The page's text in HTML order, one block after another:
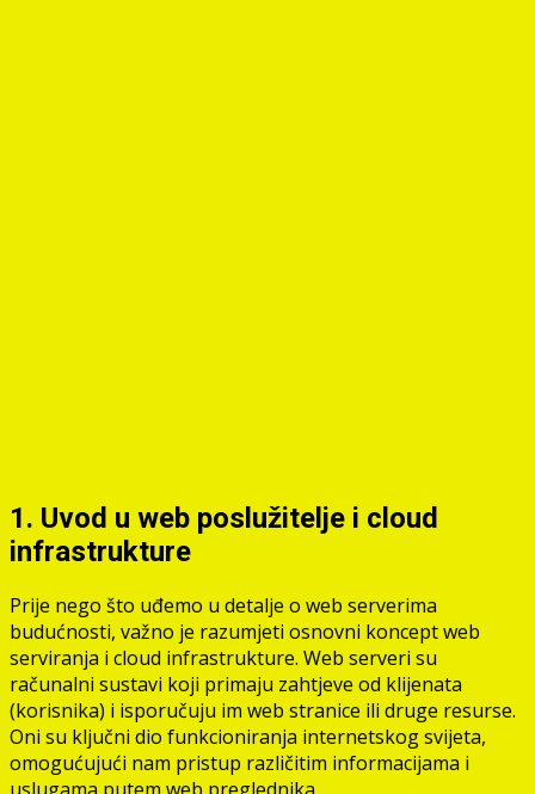
1. Uvod u web poslužitelje i cloud
infrastrukture
Prije nego što uđemo u detalje o web serverima
budućnosti, važno je razumjeti osnovni koncept web
serviranja i cloud infrastrukture. Web serveri su
računalni sustavi koji primaju zahtjeve od klijenata
(korisnika) i isporučuju im web stranice ili druge resurse.
Oni su ključni dio funkcioniranja internetskog svijeta,
omogućujući nam pristup različitim informacijama i